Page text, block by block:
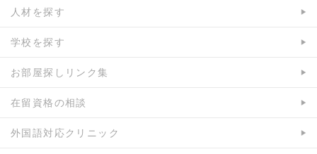
人材を探す
学校を探す
お部屋探しリンク集
在留資格の相談
外国語対応クリニック